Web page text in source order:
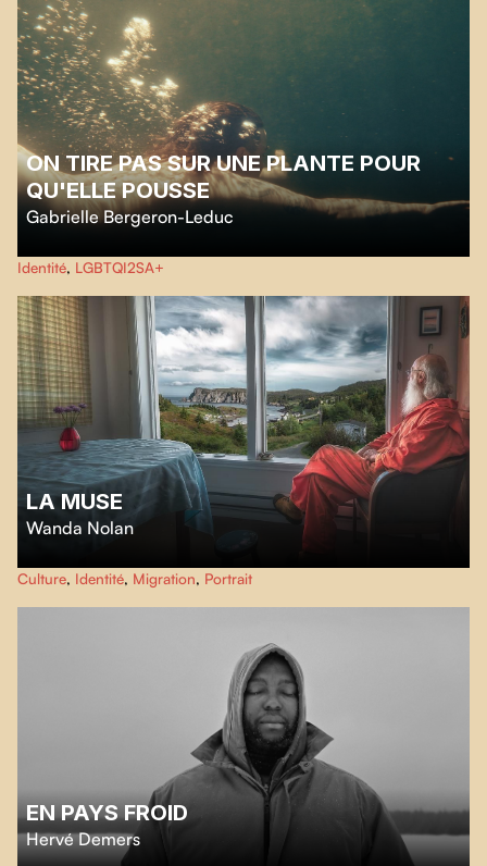
ON TIRE PAS SUR UNE PLANTE POUR
QU'ELLE POUSSE
Gabrielle Bergeron-Leduc
Le temps d'un été en Haute-Gaspésie, Rosie-Roch se confie sur son rapport
complexe à son corps et sur le déploiement récent de son identité.
Identité, LGBTQI2SA+
LA MUSE
Wanda Nolan
Prenez la route de Terre-Neuve en compagnie de la photographe Ting Ting
Chen et de sa muse, Robert Tilley, pour examiner avec eux les notions de
mémoire et d’identité, ainsi que la puissance des liens créatifs.
Culture, Identité, Migration, Portrait
EN PAYS FROID
Hervé Demers